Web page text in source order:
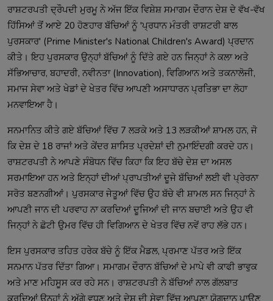
ਰਾਸ਼ਟਰਪਤੀ ਦ੍ਰੌਪਦੀ ਮੁਰਮੂ ਨੇ ਅੱਜ ਇੱਕ ਵਿਸ਼ੇਸ਼ ਸਮਾਗਮ ਦੌਰਾਨ ਦੇਸ਼ ਦੇ ਵੱਖ-ਵੱਖ
ਹਿੱਸਿਆਂ ਤੋਂ ਆਏ 20 ਹੋਣਹਾਰ ਬੱਚਿਆਂ ਨੂੰ 'ਪ੍ਰਧਾਨ ਮੰਤਰੀ ਰਾਸ਼ਟਰੀ ਬਾਲ
ਪੁਰਸਕਾਰ' (Prime Minister's National Children's Award) ਪ੍ਰਦਾਨ
ਕੀਤੇ। ਇਹ ਪੁਰਸਕਾਰ ਉਨ੍ਹਾਂ ਬੱਚਿਆਂ ਨੂੰ ਦਿੱਤੇ ਗਏ ਹਨ ਜਿਨ੍ਹਾਂ ਨੇ ਕਲਾ ਅਤੇ
ਸੱਭਿਆਚਾਰ, ਬਹਾਦਰੀ, ਨਵੀਨਤਾ (Innovation), ਵਿਗਿਆਨ ਅਤੇ ਤਕਨਾਲੋਜੀ,
ਸਮਾਜ ਸੇਵਾ ਅਤੇ ਖੇਡਾਂ ਦੇ ਖੇਤਰ ਵਿੱਚ ਆਪਣੀ ਅਸਾਧਾਰਨ ਪ੍ਰਤਿਭਾ ਦਾ ਲੋਹਾ
ਮਨਵਾਇਆ ਹੈ।
ਸਨਮਾਨਿਤ ਕੀਤੇ ਗਏ ਬੱਚਿਆਂ ਵਿੱਚ 7 ਲੜਕੇ ਅਤੇ 13 ਲੜਕੀਆਂ ਸ਼ਾਮਲ ਹਨ, ਜੋ
ਕਿ ਦੇਸ਼ ਦੇ 18 ਰਾਜਾਂ ਅਤੇ ਕੇਂਦਰ ਸ਼ਾਸਿਤ ਪ੍ਰਦੇਸ਼ਾਂ ਦੀ ਨੁਮਾਇੰਦਗੀ ਕਰਦੇ ਹਨ।
ਰਾਸ਼ਟਰਪਤੀ ਨੇ ਆਪਣੇ ਸੰਬੋਧਨ ਵਿੱਚ ਕਿਹਾ ਕਿ ਇਹ ਬੱਚੇ ਦੇਸ਼ ਦਾ ਅਸਲ
ਸਰਮਾਇਆ ਹਨ ਅਤੇ ਇਨ੍ਹਾਂ ਦੀਆਂ ਪ੍ਰਾਪਤੀਆਂ ਦੂਜੇ ਬੱਚਿਆਂ ਲਈ ਵੀ ਪ੍ਰੇਰਨਾ
ਸਰੋਤ ਬਣਨਗੀਆਂ। ਪੁਰਸਕਾਰ ਜੇਤੂਆਂ ਵਿੱਚ ਉਹ ਬੱਚੇ ਵੀ ਸ਼ਾਮਲ ਸਨ ਜਿਨ੍ਹਾਂ ਨੇ
ਆਪਣੀ ਜਾਨ ਦੀ ਪਰਵਾਹ ਨਾ ਕਰਦਿਆਂ ਦੂਜਿਆਂ ਦੀ ਜਾਨ ਬਚਾਈ ਅਤੇ ਉਹ ਵੀ
ਜਿਨ੍ਹਾਂ ਨੇ ਛੋਟੀ ਉਮਰ ਵਿੱਚ ਹੀ ਵਿਗਿਆਨ ਦੇ ਖੇਤਰ ਵਿੱਚ ਨਵੇਂ ਰਾਹ ਲੱਭੇ ਹਨ।
ਇਸ ਪੁਰਸਕਾਰ ਤਹਿਤ ਹਰੇਕ ਬੱਚੇ ਨੂੰ ਇੱਕ ਮੈਡਲ, ਪ੍ਰਮਾਣ ਪੱਤਰ ਅਤੇ ਇੱਕ
ਸਨਮਾਨ ਪੱਤਰ ਦਿੱਤਾ ਗਿਆ। ਸਮਾਗਮ ਦੌਰਾਨ ਬੱਚਿਆਂ ਦੇ ਮਾਪੇ ਵੀ ਕਾਫੀ ਭਾਵੁਕ
ਅਤੇ ਮਾਣ ਮਹਿਸੂਸ ਕਰ ਰਹੇ ਸਨ। ਰਾਸ਼ਟਰਪਤੀ ਨੇ ਬੱਚਿਆਂ ਨਾਲ ਗੱਲਬਾਤ
ਕਰਦਿਆਂ ਉਨ੍ਹਾਂ ਨੂੰ ਅੱਗੇ ਵਧਣ ਅਤੇ ਦੇਸ਼ ਦੀ ਸੇਵਾ ਵਿੱਚ ਆਪਣਾ ਯੋਗਦਾਨ ਪਾਉਣ